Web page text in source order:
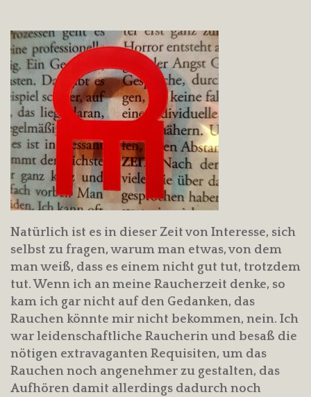
Natürlich ist es in dieser Zeit von Interesse, sich
selbst zu fragen, warum man etwas, von dem
man weiß, dass es einem nicht gut tut, trotzdem
tut. Wenn ich an meine Raucherzeit denke, so
kam ich gar nicht auf den Gedanken, das
Rauchen könnte mir nicht bekommen, nein. Ich
war leidenschaftliche Raucherin und besaß die
nötigen extravaganten Requisiten, um das
Rauchen noch angenehmer zu gestalten, das
Aufhören damit allerdings dadurch noch